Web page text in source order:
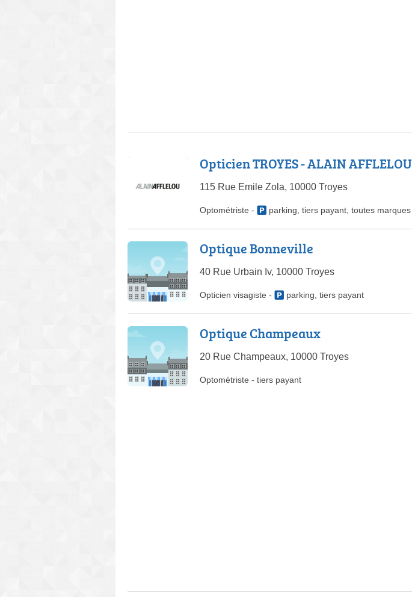
Opticien TROYES - ALAIN AFFLELOU
115 Rue Emile Zola, 10000 Troyes
Optométriste - parking tiers payant toutes marques
Optique Bonneville
40 Rue Urbain Iv, 10000 Troyes
Opticien visagiste - parking tiers payant
Optique Champeaux
20 Rue Champeaux, 10000 Troyes
Optométriste - tiers payant